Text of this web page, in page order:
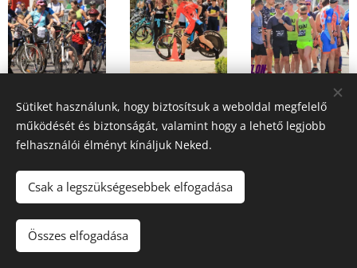
nézz szét a webshopban...
Sütiket használunk, hogy biztosítsuk a weboldal megfelelő
működését és biztonságát, valamint hogy a lehető legjobb
felhasználói élményt kínáljuk Neked.
Csak a legszükségesebbek elfogadása
Összes elfogadása